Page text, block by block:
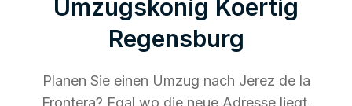
Umzugskönig Koertig
Regensburg
Planen Sie einen Umzug nach Jerez de la
Frontera? Egal wo die neue Adresse liegt,